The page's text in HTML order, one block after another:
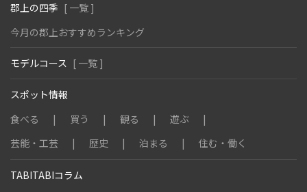
郡上の四季 [ 一覧 ]
今月の郡上おすすめランキング
モデルコース [ 一覧 ]
スポット情報
食べる
買う 観る
遊ぶ
芸能・工芸
歴史 泊まる 住む・働く
TABITABIコラム